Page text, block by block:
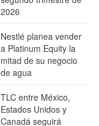
2026
Nestlé planea vender
a Platinum Equity la
mitad de su negocio
de agua
TLC entre México,
Estados Unidos y
Canadá seguirá